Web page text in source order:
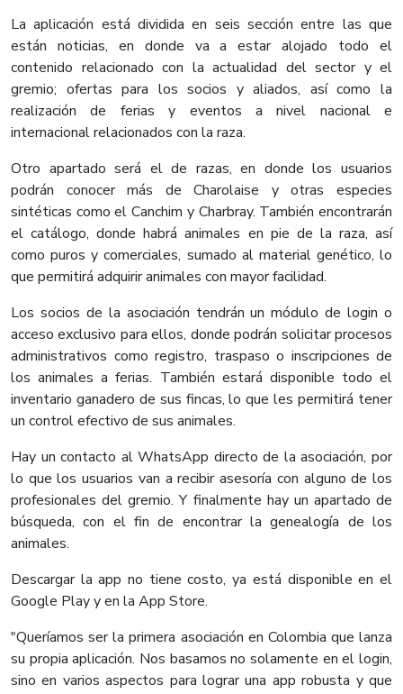
La aplicación está dividida en seis sección entre las que
están noticias, en donde va a estar alojado todo el
contenido relacionado con la actualidad del sector y el
gremio; ofertas para los socios y aliados, así como la
realización de ferias y eventos a nivel nacional e
internacional relacionados con la raza.
Otro apartado será el de razas, en donde los usuarios
podrán conocer más de Charolaise y otras especies
sintéticas como el Canchim y Charbray. También encontrarán
el catálogo, donde habrá animales en pie de la raza, así
como puros y comerciales, sumado al material genético, lo
que permitirá adquirir animales con mayor facilidad.
Los socios de la asociación tendrán un módulo de login o
acceso exclusivo para ellos, donde podrán solicitar procesos
administrativos como registro, traspaso o inscripciones de
los animales a ferias. También estará disponible todo el
inventario ganadero de sus fincas, lo que les permitirá tener
un control efectivo de sus animales.
Hay un contacto al WhatsApp directo de la asociación, por
lo que los usuarios van a recibir asesoría con alguno de los
profesionales del gremio. Y finalmente hay un apartado de
búsqueda, con el fin de encontrar la genealogía de los
animales.
Descargar la app no tiene costo, ya está disponible en el
Google Play y en la App Store.
"Queríamos ser la primera asociación en Colombia que lanza
su propia aplicación. Nos basamos no solamente en el login,
sino en varios aspectos para lograr una app robusta y que